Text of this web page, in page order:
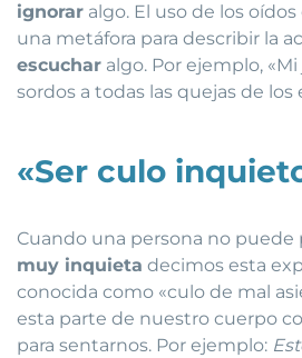
ignorar algo. El uso de los
una metáfora para describir la
escuchar algo. Por ejemplo,
sordos a todas las quejas de los
«Ser culo
Cuando una persona no puede
muy inquieta decimos esta
conocida como «culo de mal
esta parte de nuestro cuerpo
para sentarnos. Por ejemplo: